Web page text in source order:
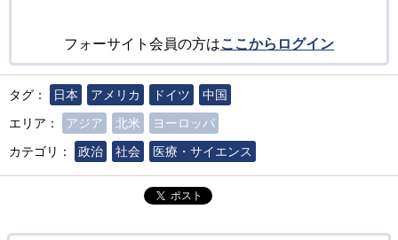
フォーサイト会員の方はここからログイン
タグ： 日本 アメリカ ドイツ
中国
エリア：
アジア 北米
ヨーロッパ
カテゴリ：
政治 社会 医療・サイエンス
ポスト